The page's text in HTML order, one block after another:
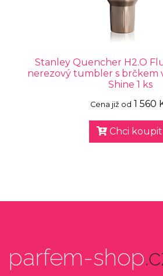
Stanley Quencher H2.O
nerezový tumbler s brčkem
Shine 1 ks
Cena již od 1 560
Chci koupit
parfem-shop